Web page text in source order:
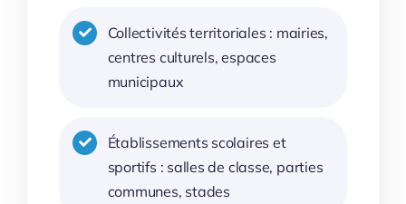
Collectivités territoriales : mairies,
centres culturels, espaces
municipaux
Établissements scolaires et
sportifs : salles de classe, parties
communes, stades